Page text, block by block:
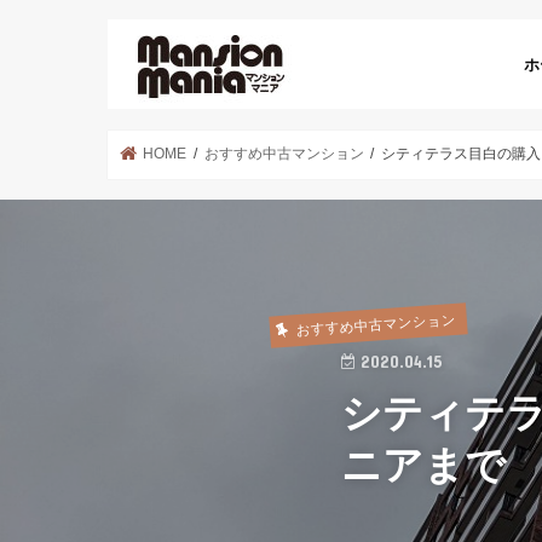
HOME おすすめ中古マンション シティテラス目白の購
おすすめ中古マンション
2020.04.15
シティテ
ニアまで